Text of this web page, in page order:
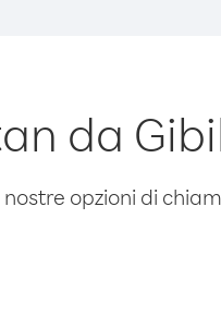
da
opzioni di